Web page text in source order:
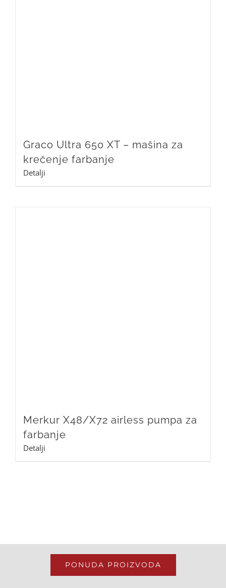
Graco Ultra 650 XT – mašina za
krečenje farbanje
Detalji
Merkur X48/X72 airless pumpa za
farbanje
Detalji
PONUDA PROIZVODA